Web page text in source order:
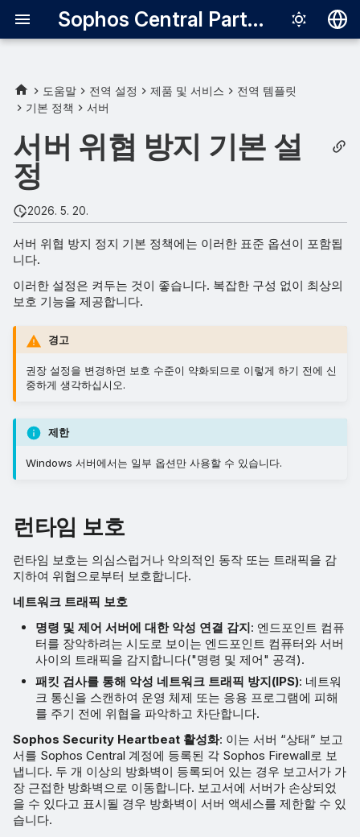
Sophos Central Partner
English
Français
中文（繁體）
런타임 보호
Live Protection
실시간 검사 - 로컬 파일 및 네
트워크 공유
실시간 검사 - 인터넷
교정
실시간 검색 - 옵션
고급 설정
도움말 전역 설정 제품 및 서비스
전역 템플릿
기본 정책
서버
서버 위협 방지 기본 설
정
2026. 5. 20.
서버 위협 방지 정지 기본 정책에는 이러한 표준 옵션이 포함됩
니다.
이러한 설정은 켜두는 것이 좋습니다. 복잡한 구성 없이 최상의
보호 기능을 제공합니다.
경고
권장 설정을 변경하면 보호 수준이 약화되므로 이렇게 하기 전에 신
중하게 생각하십시오.
제한
Windows 서버에서는 일부 옵션만 사용할 수 있습니다.
런타임 보호
런타임 보호는 의심스럽거나 악의적인 동작 또는 트래픽을 감
지하여 위협으로부터 보호합니다.
네트워크 트래픽 보호
명령 및 제어 서버에 대한 악성 연결 감지: 엔드포인트 컴퓨
터를 장악하려는 시도로 보이는 엔드포인트 컴퓨터와 서버
사이의 트래픽을 감지합니다("명령 및 제어" 공격).
패킷 검사를 통해 악성 네트워크 트래픽 방지(IPS): 네트워
크 통신을 스캔하여 운영 체제 또는 응용 프로그램에 피해
를 주기 전에 위협을 파악하고 차단합니다.
Sophos Security Heartbeat 활성화: 이는 서버 “상태” 보고
서를 Sophos Central 계정에 등록된 각 Sophos Firewall로 보
냅니다. 두 개 이상의 방화벽이 등록되어 있는 경우 보고서가 가
장 근접한 방화벽으로 이동합니다. 보고서에 서버가 손상되었
을 수 있다고 표시될 경우 방화벽이 서버 액세스를 제한할 수 있
습니다.